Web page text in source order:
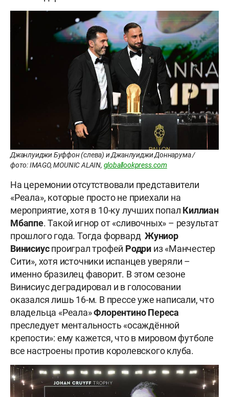
Джанлуиджи Буффон (слева) и Джанлуиджи Доннарума /
фото: IMAGO, MOUNIC ALAIN, globallookpress.com
На церемонии отсутствовали представители
«Реала», которые просто не приехали на
мероприятие, хотя в 10-ку лучших попал Киллиан
Мбаппе. Такой игнор от «сливочных» – результат
прошлого года. Тогда форвардЖуниор
Винисиуспроиграл трофей Родри из «Манчестер
Сити», хотя источники испанцев уверяли –
именно бразилец фаворит. В этом сезоне
Винисиус деградировал и в голосовании
оказался лишь 16-м. В прессе уже написали, что
владельца «Реала»Флорентино Переса
преследует ментальность «осаждённой
крепости»: ему кажется, что в мировом футболе
все настроены против королевского клуба.